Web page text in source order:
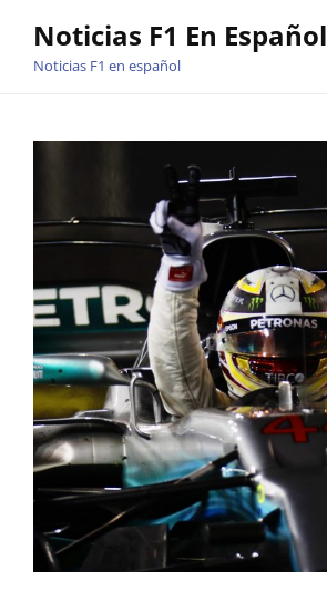
Noticias F1 En Español
Noticias F1 en español